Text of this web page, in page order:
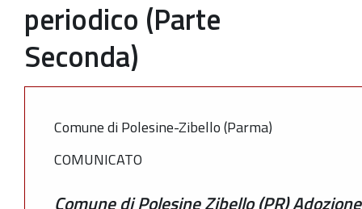
periodico (Parte
Seconda)
Comune di Polesine-Zibello (Parma)
COMUNICATO
Comune di Polesine Zibello (PR)